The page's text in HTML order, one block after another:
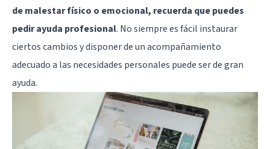
de malestar físico o emocional, recuerda que puedes
pedir ayuda profesional. No siempre es fácil instaurar
ciertos cambios y disponer de un acompañamiento
adecuado a las necesidades personales puede ser de gran
ayuda.